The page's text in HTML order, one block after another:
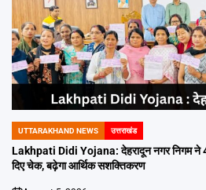
POSTED
IN
UTTARAKHAND NEWS उत्तराखंड
Lakhpati Didi Yojana: देहरादून नगर निगम ने
दिए चेक, बढ़ेगा आर्थिक सशक्तिकरण